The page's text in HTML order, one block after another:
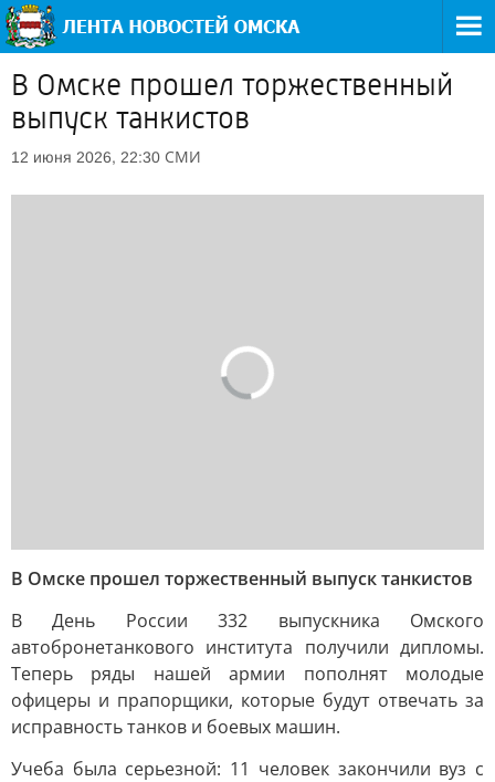
В Омске прошел торжественный
выпуск танкистов
12 июня 2026, 22:30 СМИ
В Омске прошел торжественный выпуск танкистов
В День России 332 выпускника Омского
автобронетанкового института получили дипломы.
Теперь ряды нашей армии пополнят молодые
офицеры и прапорщики, которые будут отвечать за
исправность танков и боевых машин.
Учеба была серьезной: 11 человек закончили вуз с